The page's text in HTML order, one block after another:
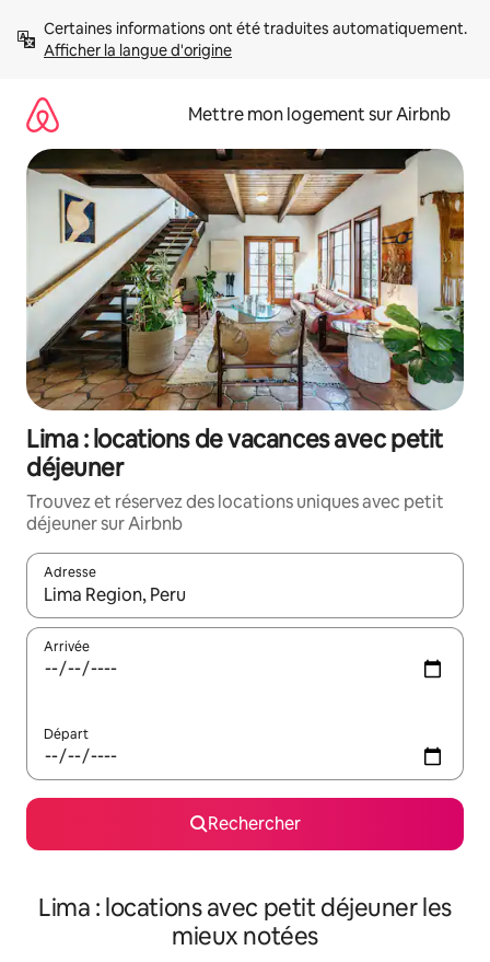
directement
Afficher la langue d'origine
Mettre mon logement sur Airbnb
Lima : locations de vacances avec petit
déjeuner
Trouvez et réservez des locations uniques avec petit
déjeuner sur Airbnb
Adresse
Lorsque les résultats s'affichent, utilisez les flèches vers le
Arrivée
Départ
Rechercher
Lima : locations avec petit déjeuner les
mieux notées